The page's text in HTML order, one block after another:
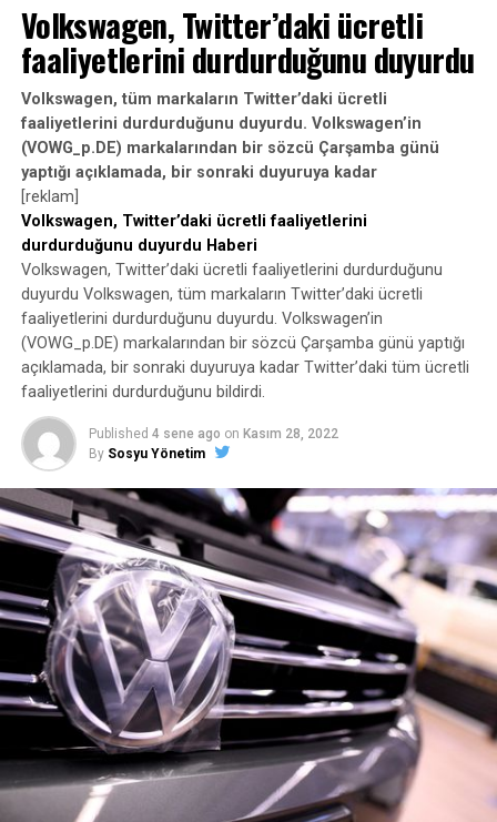
RELATED TOPICS: FEATURED
GOOGLE DEPREM
ÜLKE ŞAŞIRTTI
UP NEXT
Elon Musk, Askıya Alınan Hesapları Geri Getirmeyi
Öneriyor
DON'T MISS
Twitter komplo teorisyeni Alex Jones’u platformdan uzak
tutuyor
Volkswagen, Twitter’daki ücretli
faaliyetlerini durdurduğunu duyurdu
Volkswagen, tüm markaların Twitter’daki ücretli
faaliyetlerini durdurduğunu duyurdu. Volkswagen’in
(VOWG_p.DE) markalarından bir sözcü Çarşamba günü
yaptığı açıklamada, bir sonraki duyuruya kadar
[reklam]
Volkswagen, Twitter’daki ücretli faaliyetlerini
durdurduğunu duyurdu Haberi
Volkswagen, Twitter’daki ücretli faaliyetlerini durdurduğunu
duyurdu Volkswagen, tüm markaların Twitter’daki ücretli
faaliyetlerini durdurduğunu duyurdu. Volkswagen’in
(VOWG_p.DE) markalarından bir sözcü Çarşamba günü yaptığı
açıklamada, bir sonraki duyuruya kadar Twitter’daki tüm ücretli
faaliyetlerini durdurduğunu bildirdi.
Published 4 sene ago on Kasım 28, 2022
By Sosyu Yönetim